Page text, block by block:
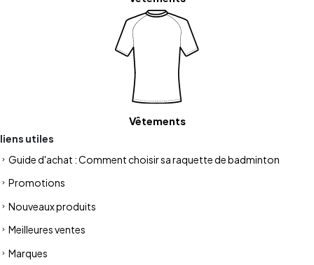
Vêtements
liens utiles
Guide d'achat : Comment choisir sa raquette de badminton
Promotions
Nouveaux produits
Meilleures ventes
Marques